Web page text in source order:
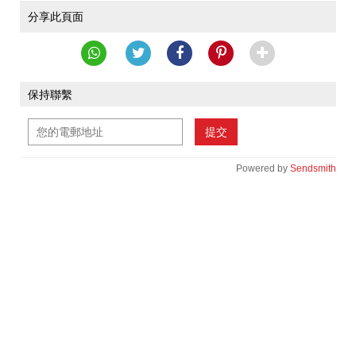
分享此頁面
保持聯繫
提交
Powered by Sendsmith